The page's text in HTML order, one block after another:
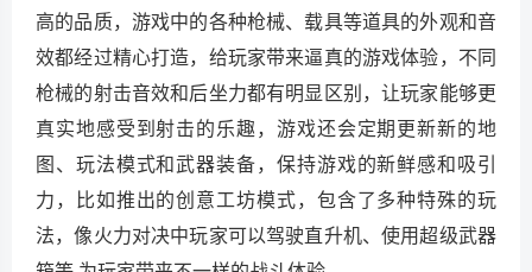
高的品质，游戏中的各种枪械、载具等道具的外观和音
效都经过精心打造，给玩家带来逼真的游戏体验，不同
枪械的射击音效和后坐力都有明显区别，让玩家能够更
真实地感受到射击的乐趣，游戏还会定期更新新的地
图、玩法模式和武器装备，保持游戏的新鲜感和吸引
力，比如推出的创意工坊模式，包含了多种特殊的玩
法，像火力对决中玩家可以驾驶直升机、使用超级武器